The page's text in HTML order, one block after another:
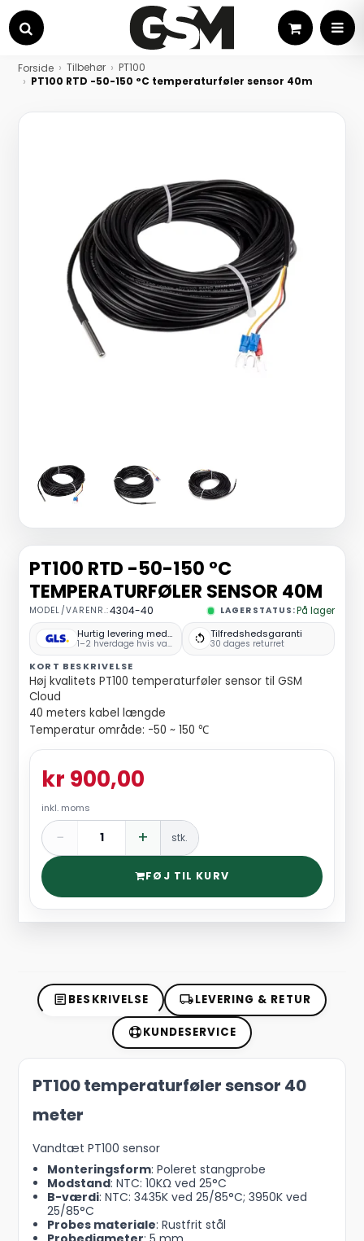
Søg
Kurv
Forside Tilbehør
PT100
PT100 RTD -50-150 °C temperaturføler sensor 40m
PT100 RTD -50-150 °C
TEMPERATURFØLER SENSOR 40M
MODEL/VARENR.:4304-40 LAGERSTATUS:På lager
Hurtig levering med GLS
1–2 hverdage hvis varen er på lager
Tilfredshedsgaranti
30 dages returret
KORT BESKRIVELSE
Høj kvalitets PT100 temperaturføler sensor til GSM
Cloud
40 meters kabel længde
Temperatur område: -50 ~ 150 ℃
kr 900,00
inkl. moms
− + stk.
FØJ TIL KURV
BESKRIVELSE LEVERING & RETUR
KUNDESERVICE
PT100 temperaturføler sensor 40
meter
Vandtæt PT100 sensor
Monteringsform: Poleret stangprobe
Modstand: NTC: 10KΩ ved 25°C
B-værdi: NTC: 3435K ved 25/85°C; 3950K ved
25/85°C
Probes materiale: Rustfrit stål